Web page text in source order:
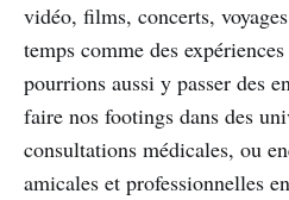
vidéo, films, concerts,
temps comme des
pourrions aussi y passer des
faire nos footings dans des
consultations médicales, ou
amicales et professionnelles